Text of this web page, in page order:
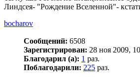
Линдсея- "Рождение Вселенной"-
bocharov
Сообщений: 6508
Зарегистрирован: 28 ноя 2009,
Благодарил (а): 1 раз.
Поблагодарили: 225 раз.